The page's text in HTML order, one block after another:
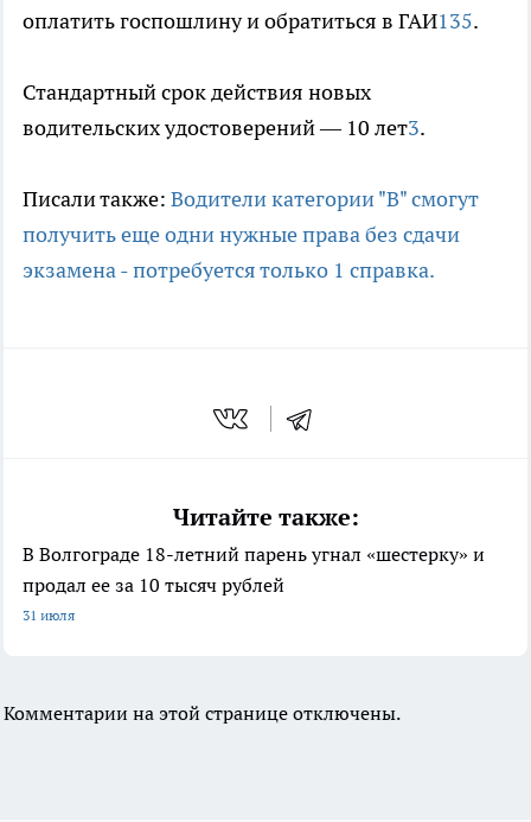
оплатить госпошлину и обратиться в ГАИ135.
Стандартный срок действия новых
водительских удостоверений — 10 лет3.
Писали также: Водители категории "В" смогут
получить еще одни нужные права без сдачи
экзамена - потребуется только 1 справка.
Читайте также:
В Волгограде 18-летний парень угнал «шестерку» и
продал ее за 10 тысяч рублей
31 июля
Комментарии на этой странице отключены.